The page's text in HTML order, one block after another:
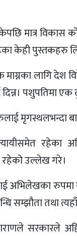
मात्र विकास
केही पुस्तकहरु
माग्नका लागि
पशुपतिमा
मृगस्थलभन्दा
रहेका
रहेको उल्लेख गरे।
अभिलेखका रुपमा
सम्झौता तथा
सरकारले